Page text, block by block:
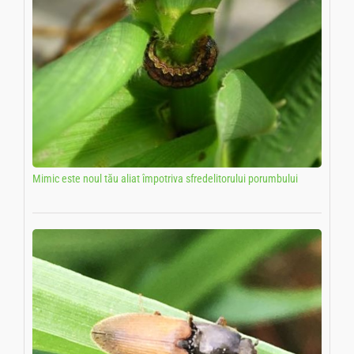
Mimic este noul tău aliat împotriva sfredelitorului porumbului